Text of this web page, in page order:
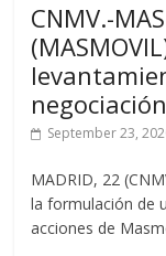
CNMV.-
negociación
September 23,
MADRID, 22
la formulación de
acciones de